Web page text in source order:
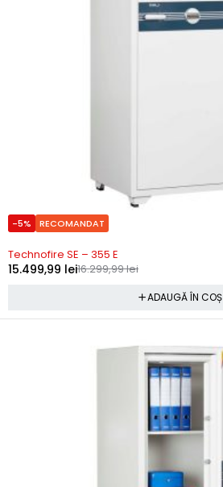
-5% RECOMANDAT
Precomanda
Technofire SE – 355 E
16.299,99lei
15.499,99 lei
ADAUGĂ ÎN COȘ